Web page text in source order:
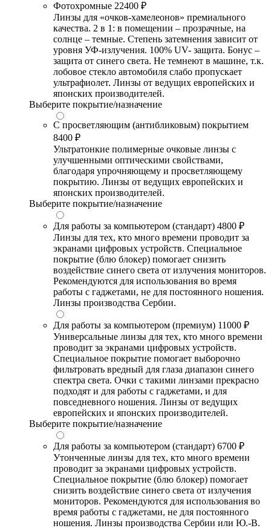
Фотохромные 22400 ₽
Линзы для «очков-хамелеонов» премиального
качества. 2 в 1: в помещении – прозрачные, на
солнце – темные. Степень затемнения зависит от
уровня УФ-излучения. 100% UV- защита. Бонус –
защита от синего света. Не темнеют в машине, т.к.
лобовое стекло автомобиля слабо пропускает
ультрафиолет. Линзы от ведущих европейских и
японских производителей.
Выберите покрытие/назначение
С просветляющим (антибликовым) покрытием
8400 ₽
Ультратонкие полимерные очковые линзы с
улучшенными оптическими свойствами,
благодаря упрочняющему и просветляющему
покрытию. Линзы от ведущих европейских и
японских производителей.
Выберите покрытие/назначение
Для работы за компьютером (стандарт) 4800 ₽
Линзы для тех, кто много времени проводит за
экранами цифровых устройств. Специальное
покрытие (блю блокер) помогает снизить
воздействие синего света от излучения мониторов.
Рекомендуются для использования во время
работы с гаджетами, не для постоянного ношения.
Линзы производства Сербии.
Для работы за компьютером (премиум) 11000 ₽
Универсальные линзы для тех, кто много времени
проводит за экранами цифровых устройств.
Специальное покрытие помогает выборочно
фильтровать вредный для глаза диапазон синего
спектра света. Очки с такими линзами прекрасно
подходят и для работы с гаджетами, и для
повседневного ношения. Линзы от ведущих
европейских и японских производителей.
Выберите покрытие/назначение
Для работы за компьютером (стандарт) 6700 ₽
Утонченные линзы для тех, кто много времени
проводит за экранами цифровых устройств.
Специальное покрытие (блю блокер) помогает
снизить воздействие синего света от излучения
мониторов. Рекомендуются для использования во
время работы с гаджетами, не для постоянного
ношения. Линзы производства Сербии или Ю.-В.